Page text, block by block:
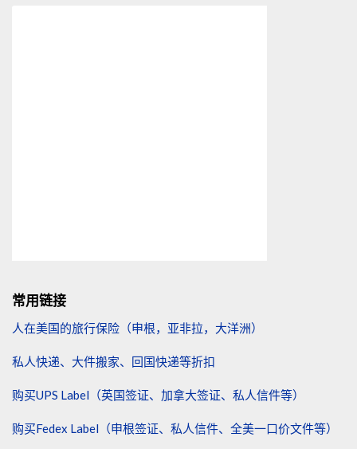
常用链接
人在美国的旅行保险（申根，亚非拉，大洋洲）
私人快递、大件搬家、回国快递等折扣
购买UPS Label（英国签证、加拿大签证、私人信件等）
购买Fedex Label（申根签证、私人信件、全美一口价文件等）